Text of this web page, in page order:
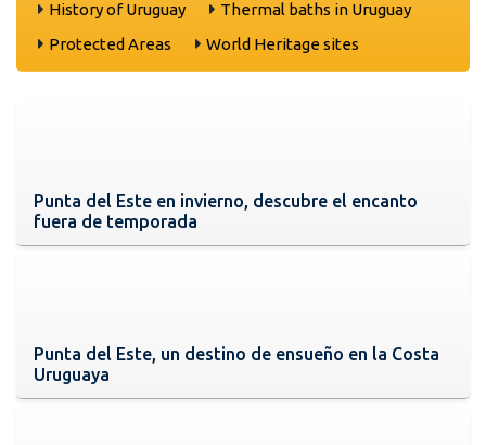
History of Uruguay
Thermal baths in Uruguay
Protected Areas
World Heritage sites
Punta del Este en invierno, descubre el encanto
fuera de temporada
Punta del Este, un destino de ensueño en la Costa
Uruguaya